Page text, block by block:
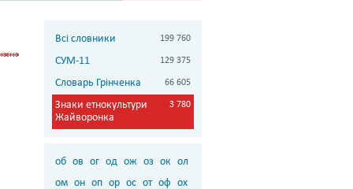
Всі словники 199 760
СУМ-11 129 375
Словарь Грінченка 66 605
Знаки етнокультури
Жайворонка
3 780
об ов ог од ож оз ок ол
ом он оп ор ос от оф ох